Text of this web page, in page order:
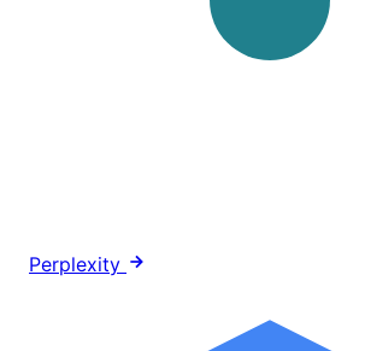
Perplexity